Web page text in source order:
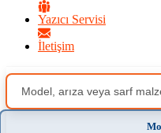
Yazıcı Servisi
İletişim